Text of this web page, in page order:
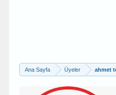
Ana Sayfa Üyeler ahmet